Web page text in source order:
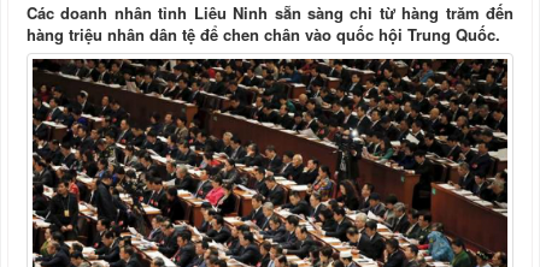
Các doanh nhân tỉnh Liêu Ninh sẵn sàng chi từ hàng trăm đến
hàng triệu nhân dân tệ để chen chân vào quốc hội Trung Quốc.